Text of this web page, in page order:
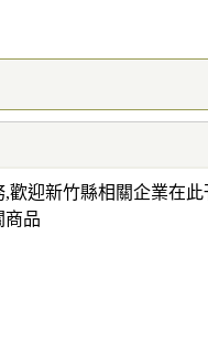
迎新竹縣相關企業在
商品